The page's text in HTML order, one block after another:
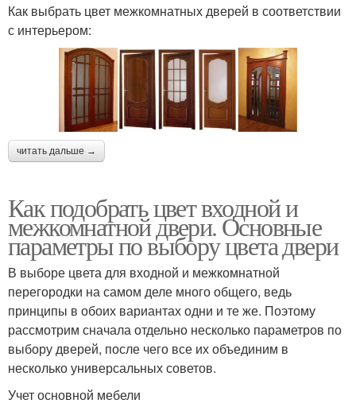
Как выбрать цвет межкомнатных дверей в соответствии
с интерьером:
читать дальше →
Как подобрать цвет входной и
межкомнатной двери. Основные
параметры по выбору цвета двери
В выборе цвета для входной и межкомнатной
перегородки на самом деле много общего, ведь
принципы в обоих вариантах одни и те же. Поэтому
рассмотрим сначала отдельно несколько параметров по
выбору дверей, после чего все их объединим в
несколько универсальных советов.
Учет основной мебели